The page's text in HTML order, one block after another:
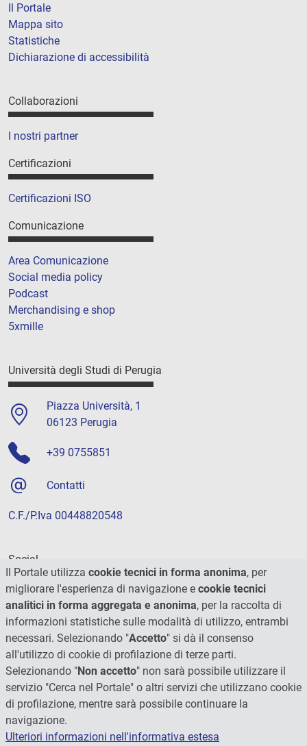
Il Portale
Mappa sito
Statistiche
Dichiarazione di accessibilità
Collaborazioni
I nostri partner
Certificazioni
Certificazioni ISO
Comunicazione
Area Comunicazione
Social media policy
Podcast
Merchandising e shop
5xmille
Università degli Studi di Perugia
Piazza Università, 1
06123 Perugia
+39 0755851
Contatti
C.F./P.Iva 00448820548
Social
Il Portale utilizza cookie tecnici in forma anonima, per
migliorare l'esperienza di navigazione e cookie tecnici
analitici in forma aggregata e anonima, per la raccolta di
informazioni statistiche sulle modalità di utilizzo, entrambi
necessari. Selezionando "Accetto" si dà il consenso
all'utilizzo di cookie di profilazione di terze parti.
Selezionando "Non accetto" non sarà possibile utilizzare il
servizio "Cerca nel Portale" o altri servizi che utilizzano cookie
di profilazione, mentre sarà possibile continuare la
navigazione.
Ulteriori informazioni nell'informativa estesa